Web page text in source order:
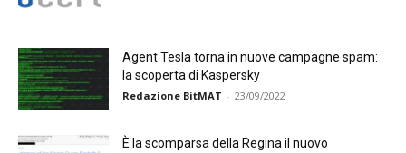
Agent Tesla torna in nuove campagne spam:
la scoperta di Kaspersky
Redazione BitMAT - 23/09/2022
È la scomparsa della Regina il nuovo